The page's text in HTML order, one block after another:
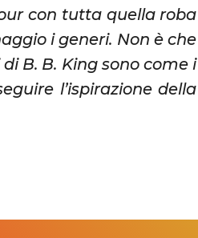
con tutta quella roba
i generi. Non è che
B. B. King sono come i
l’ispirazione della